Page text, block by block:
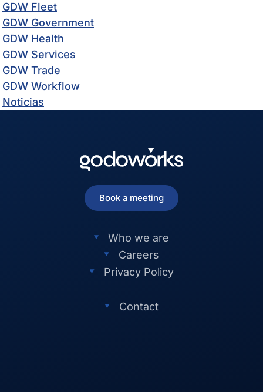
GDW Fleet
GDW Government
GDW Health
GDW Services
GDW Trade
GDW Workflow
Noticias
Book a meeting
Who we are
Careers
Privacy Policy
Contact